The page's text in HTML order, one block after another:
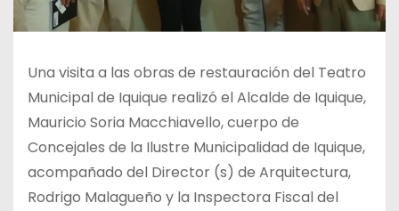
Una visita a las obras de restauración del Teatro
Municipal de Iquique realizó el Alcalde de Iquique,
Mauricio Soria Macchiavello, cuerpo de
Concejales de la Ilustre Municipalidad de Iquique,
acompañado del Director (s) de Arquitectura,
Rodrigo Malagueño y la Inspectora Fiscal del